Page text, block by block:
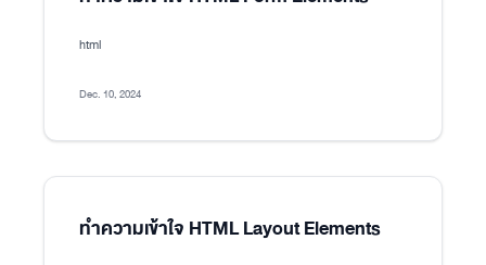
html
Dec. 10, 2024
ทำความเข้าใจ HTML Layout Elements